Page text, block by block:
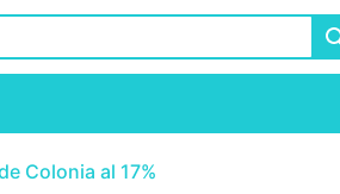
Colonia al 17%